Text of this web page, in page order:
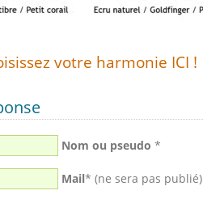
votre harmonie ICI !
Nom ou pseudo *
Mail* (ne sera pas publié)